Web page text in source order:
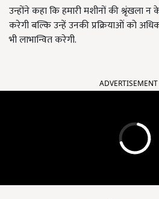
उन्होंने कहा कि हमारी मशीनों की श्रृंखला
करेगी बल्कि उन्हें उनकी प्रक्रियाओं को
भी लाभान्वित करेगी.
ADVERTISEMENT